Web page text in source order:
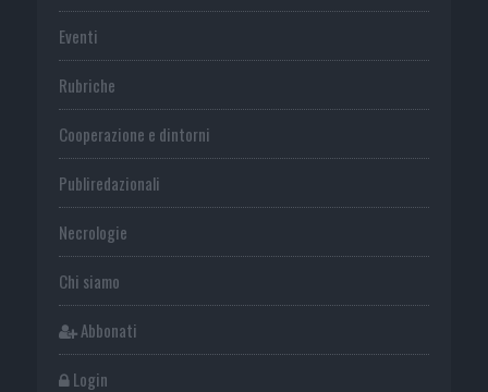
Eventi
Rubriche
Cooperazione e dintorni
Publiredazionali
Necrologie
Chi siamo
Abbonati
Login